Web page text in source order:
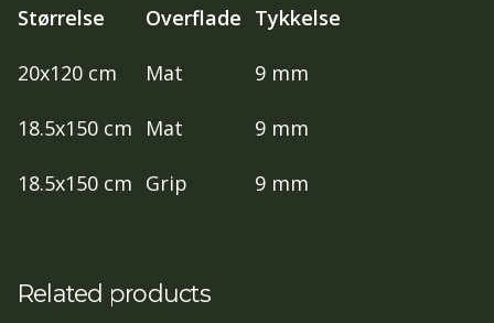
Størrelse Overflade Tykkelse
20x120 cm Mat 9 mm
18.5x150 cm Mat 9 mm
18.5x150 cm Grip 9 mm
Related products